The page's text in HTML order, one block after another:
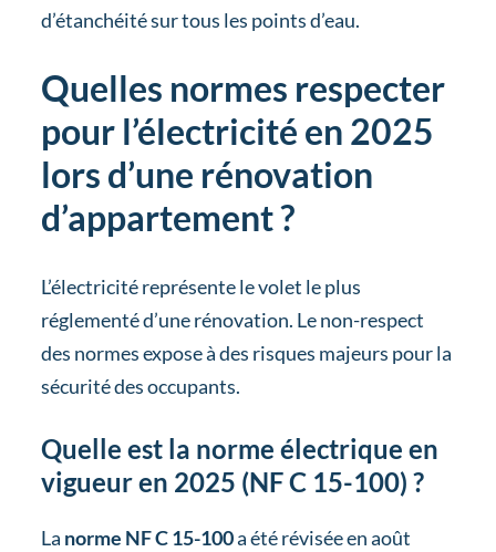
d’étanchéité sur tous les points d’eau.
Quelles normes respecter
pour l’électricité en 2025
lors d’une rénovation
d’appartement ?
L’électricité représente le volet le plus
réglementé d’une rénovation. Le non-respect
des normes expose à des risques majeurs pour la
sécurité des occupants.
Quelle est la norme électrique en
vigueur en 2025 (NF C 15-100) ?
La norme NF C 15-100a été révisée en août